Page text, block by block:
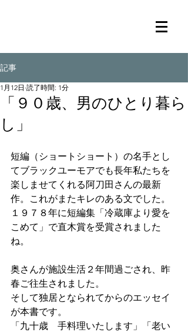
記事
「９０歳、男のひとり暮ら
し」
1月12日 読了時間: 1分
短編（ショートショート）の名手とし
てブラックユーモアでも長年私たちを
楽しませてくれる阿刀田さんの最新
作。これがまたキレのある文でした。
１９７８年に短編集「冷蔵庫より愛を
こめて」で直木賞を受賞されました
ね。
奥さんが施設生活２年間過ごされ、昨
春ご往生されました。
そして独居となられてからのエッセイ
が本書です。
「九十歳　手料理いたします」「老い